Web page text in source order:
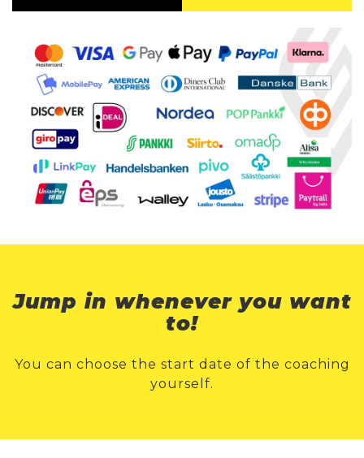
Jump in whenever you want
to!
You can choose the start date of the coaching
yourself.